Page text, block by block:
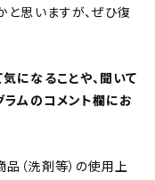
と思いますが、ぜひ復
になることや、聞いて
ラムのコメント欄にお
（洗剤等）の使用上